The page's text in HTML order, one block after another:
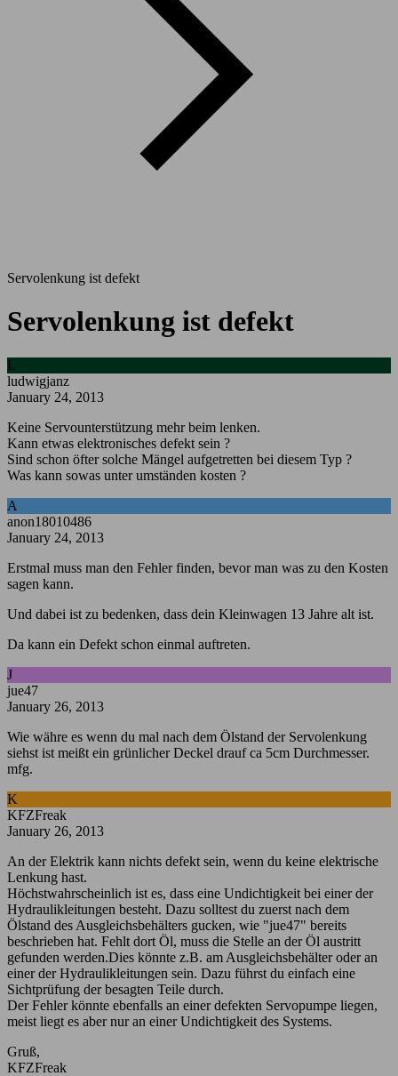
Servolenkung ist defekt
Servolenkung ist defekt
L
ludwigjanz
January 24, 2013
Keine Servounterstützung mehr beim lenken.
Kann etwas elektronisches defekt sein ?
Sind schon öfter solche Mängel aufgetretten bei diesem Typ ?
Was kann sowas unter umständen kosten ?
A
anon18010486
January 24, 2013
Erstmal muss man den Fehler finden, bevor man was zu den Kosten
sagen kann.
Und dabei ist zu bedenken, dass dein Kleinwagen 13 Jahre alt ist.
Da kann ein Defekt schon einmal auftreten.
J
jue47
January 26, 2013
Wie währe es wenn du mal nach dem Ölstand der Servolenkung
siehst ist meißt ein grünlicher Deckel drauf ca 5cm Durchmesser.
mfg.
K
KFZFreak
January 26, 2013
An der Elektrik kann nichts defekt sein, wenn du keine elektrische
Lenkung hast.
Höchstwahrscheinlich ist es, dass eine Undichtigkeit bei einer der
Hydraulikleitungen besteht. Dazu solltest du zuerst nach dem
Ölstand des Ausgleichsbehälters gucken, wie "jue47" bereits
beschrieben hat. Fehlt dort Öl, muss die Stelle an der Öl austritt
gefunden werden.Dies könnte z.B. am Ausgleichsbehälter oder an
einer der Hydraulikleitungen sein. Dazu führst du einfach eine
Sichtprüfung der besagten Teile durch.
Der Fehler könnte ebenfalls an einer defekten Servopumpe liegen,
meist liegt es aber nur an einer Undichtigkeit des Systems.
Gruß,
KFZFreak